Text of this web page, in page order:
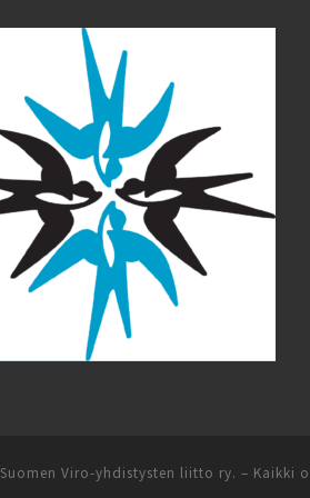
Suomen Viro-yhdistysten liitto ry. – Kaikki